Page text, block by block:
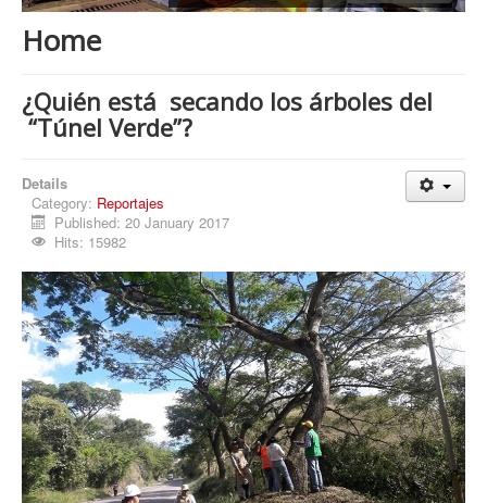
Procesos
Cultura
Región
Multimedia
Home
¿Quién está secando los árboles del
“Túnel Verde”?
Details
Category: Reportajes
Published: 20 January 2017
Hits: 15982